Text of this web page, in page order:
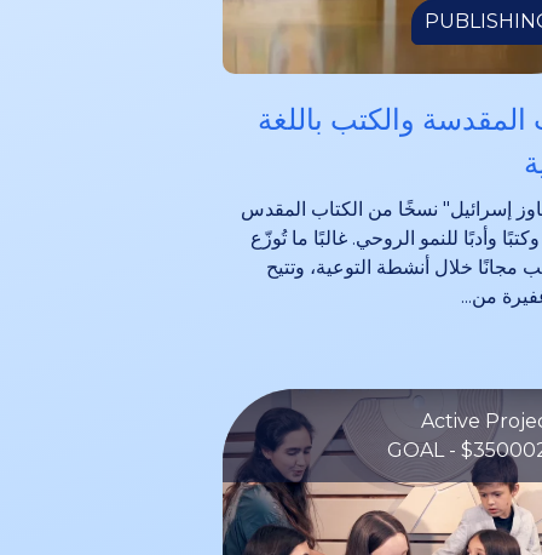
المقدسة والكتب باللغة
إسرائيل" نسخًا من الكتاب المقدس
وأدبًا للنمو الروحي. غالبًا ما تُوزّع
مجانًا خلال أنشطة التوعية، وتتيح
من...
GOAL - $35000